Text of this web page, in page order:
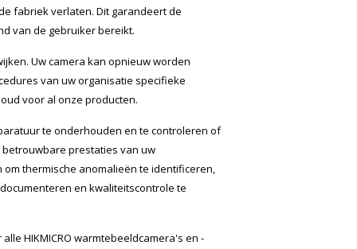
fabriek verlaten. Dit garandeert de
van de gebruiker bereikt.
Uw camera kan opnieuw worden
van uw organisatie specifieke
voor al onze producten.
te onderhouden en te controleren of
prestaties van uw
thermische anomalieën te identificeren,
en kwaliteitscontrole te
HIKMICRO warmtebeeldcamera's en -